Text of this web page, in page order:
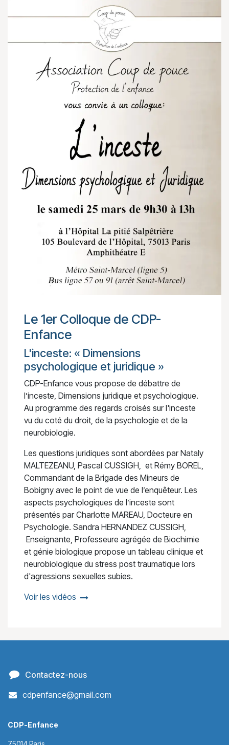
Le 1er Colloque de CDP-
Enfance
L'inceste: « Dimensions
psychologique et juridique »
CDP-Enfance vous propose de débattre de
l’inceste, Dimensions juridique et psychologique.
Au programme des regards croisés sur l'inceste
vu du coté du droit, de la psychologie et de la
neurobiologie.
Les questions juridiques sont abordées par Nataly
MALTEZEANU, Pascal CUSSIGH, et Rémy BOREL,
Commandant de la Brigade des Mineurs de
Bobigny avec le point de vue de l’enquêteur. Les
aspects psychologiques de l’inceste sont
présentés par Charlotte MAREAU, Docteure en
Psychologie. Sandra HERNANDEZ CUSSIGH,
Enseignante, Professeure agrégée de Biochimie
et génie biologique propose un tableau clinique et
neurobiologique du stress post traumatique lors
d'agressions sexuelles subies.
Voir les vidéos
Contactez-nous
cdpenfance@gmail.com
CDP-Enfance